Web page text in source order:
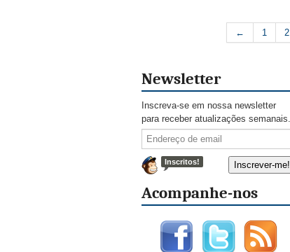
← 1 2
Newsletter
Inscreva-se em nossa newsletter
para receber atualizações semanais.
Inscritos!
Acompanhe-nos